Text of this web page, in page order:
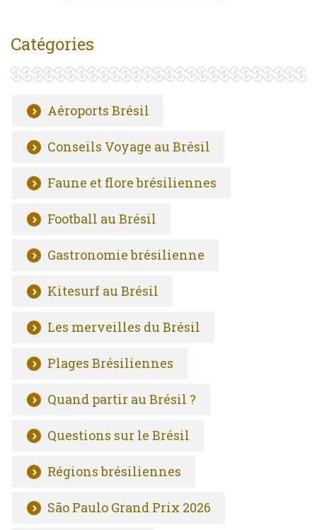
Catégories
Aéroports Brésil
Conseils Voyage au Brésil
Faune et flore brésiliennes
Football au Brésil
Gastronomie brésilienne
Kitesurf au Brésil
Les merveilles du Brésil
Plages Brésiliennes
Quand partir au Brésil ?
Questions sur le Brésil
Régions brésiliennes
São Paulo Grand Prix 2026